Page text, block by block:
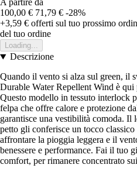
A partire da
100,00 € 71,79 € -28%
+3,59 € offerti sul tuo prossimo
del tuo ordine
Loading...
Descrizione
Quando il vento si alza sul green, il
Durable Water Repellent Wind è
Questo modello in tessuto interlock
felpa che offre calore e protezione
garantisce una vestibilità comoda. Il
petto gli conferisce un tocco
affrontare la pioggia leggera e il
benessere e performance. Fai il tuo
comfort, per rimanere concentrato